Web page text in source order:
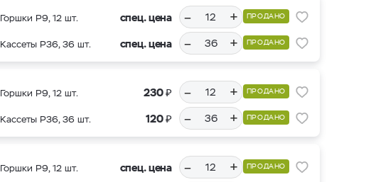
Горшки Р9, 12 шт. спец. цена – + ПРОДАНО
Кассеты Р36, 36 шт. спец. цена – + ПРОДАНО
Горшки Р9, 12 шт. 230₽ – + ПРОДАНО
Кассеты Р36, 36 шт. 120₽ – + ПРОДАНО
Горшки Р9, 12 шт. спец. цена – + ПРОДАНО